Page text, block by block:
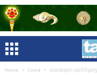
Home Covid ଗଣମାଧ୍ୟମ